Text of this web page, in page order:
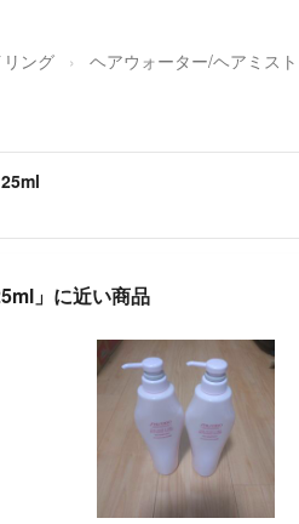
ング ヘアウォーター/ヘアミスト
」に近い商品